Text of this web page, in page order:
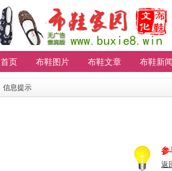
首页 布鞋图片 布鞋文章 布鞋新闻
信息提示
参
返